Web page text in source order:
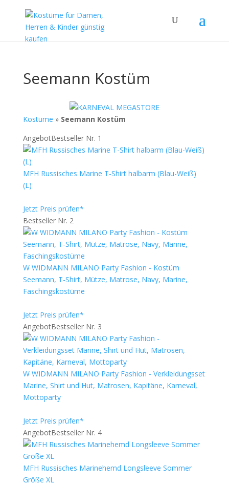
Seemann Kostüm
Kostüme » Seemann Kostüm
AngebotBestseller Nr. 1
MFH Russisches Marine T-Shirt halbarm (Blau-Weiß)
(L)
Jetzt Preis prüfen*
Bestseller Nr. 2
W WIDMANN MILANO Party Fashion - Kostüm
Seemann, T-Shirt, Mütze, Matrose, Navy, Marine,
Faschingskostüme
Jetzt Preis prüfen*
AngebotBestseller Nr. 3
W WIDMANN MILANO Party Fashion - Verkleidungsset
Marine, Shirt und Hut, Matrosen, Kapitäne, Karneval,
Mottoparty
Jetzt Preis prüfen*
AngebotBestseller Nr. 4
MFH Russisches Marinehemd Longsleeve Sommer
Größe XL